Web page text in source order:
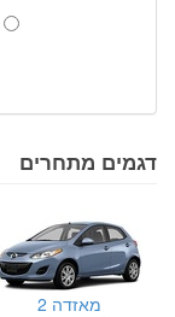
דגמים מתחרים
מאזדה 2